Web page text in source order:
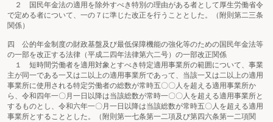
２ 国民年金法の適用を除外すべき特別の理由がある者として厚生労働省令
で定める者について、一の７に準じた改正を行うこととした。（附則第二三条
関係）
四 公的年金制度の財政基盤及び最低保障機能の強化等のための国民年金法等
の一部を改正する法律（平成二四年法律第六二号）の一部改正関係
１ 短時間労働者を適用対象とすべき特定適用事業所の範囲について、事業
主が同一である一又は二以上の適用事業所であって、当該一又は二以上の適用
事業所に使用される特定労働者の総数が常時五〇〇人を超える適用事業所か
ら、令和四年一〇月一日以降は当該総数が常時一〇〇人を超える適用事業所と
するものとし、令和六年一〇月一日以降は当該総数が常時五〇人を超える適用
事業所とすることとした。（附則第一七条第一二項及び第四六条第一二項関